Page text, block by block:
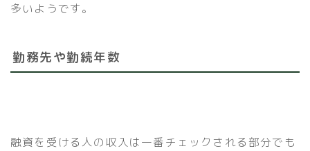
多いようです。
勤務先や勤続年数
融資を受ける人の収入は一番チェックされる部分でも